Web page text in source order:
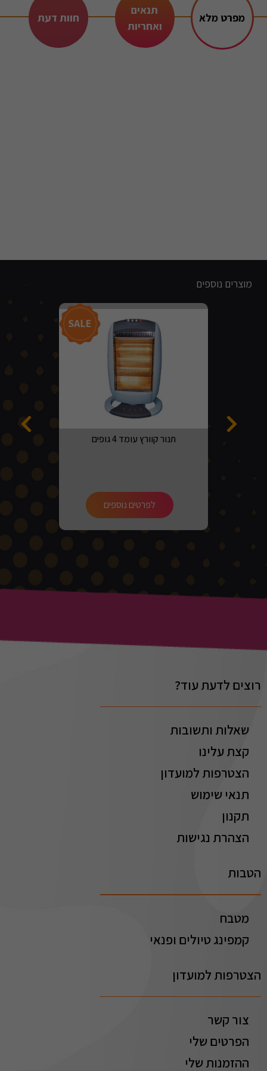
מפרט מלא
תנאים
ואחריות
חוות דעת
מוצרים נוספים
תנור קוורץ עומד 4 גופים
לפרטים נוספים
רוצים לדעת עוד?
שאלות ותשובות
קצת עלינו
הצטרפות למועדון
תנאי שימוש
תקנון
הצהרת נגישות
הטבות
מטבח
קמפינג טיולים ופנאי
הצטרפות למועדון
צור קשר
הפרטים שלי
ההזמנות שלי